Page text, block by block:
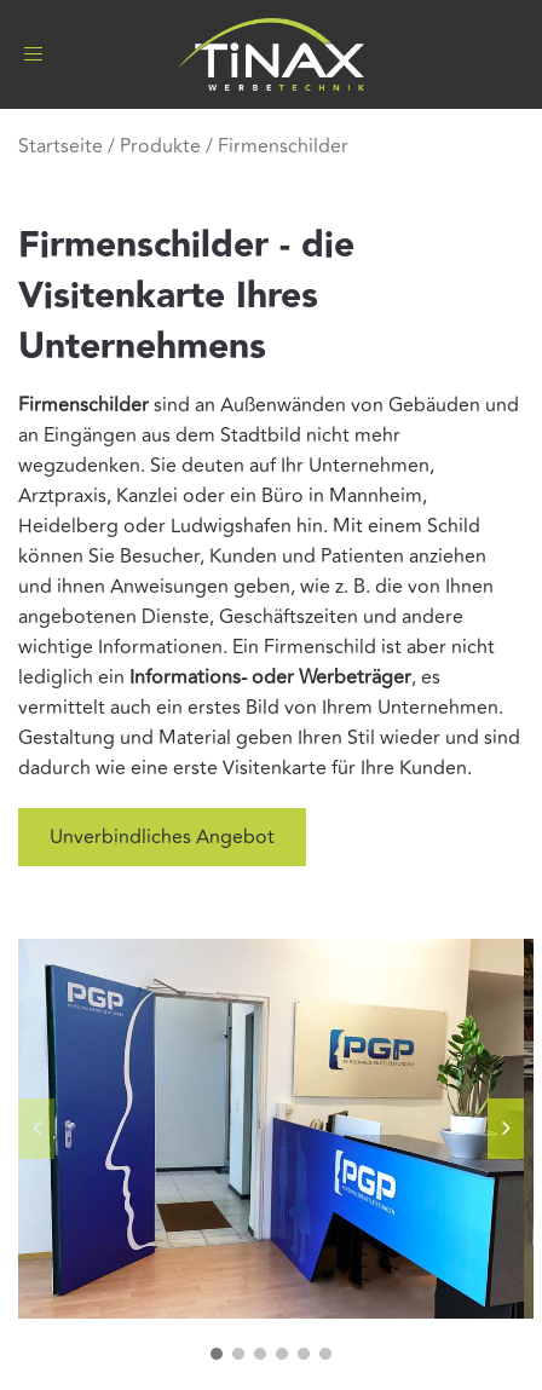
Toggle
Startseite / Produkte / Firmenschilder
Firmenschilder - die
Visitenkarte Ihres
Unternehmens
Firmenschildersind an Außenwänden von Gebäuden und
an Eingängen aus dem Stadtbild nicht mehr
wegzudenken. Sie deuten auf Ihr Unternehmen,
Arztpraxis, Kanzlei oder ein Büro in Mannheim,
Heidelberg oder Ludwigshafen hin. Mit einem Schild
können Sie Besucher, Kunden und Patienten anziehen
und ihnen Anweisungen geben, wie z. B. die von Ihnen
angebotenen Dienste, Geschäftszeiten und andere
wichtige Informationen. Ein Firmenschild ist aber nicht
lediglich ein Informations- oder Werbeträger, es
vermittelt auch ein erstes Bild von Ihrem Unternehmen.
Gestaltung und Material geben Ihren Stil wieder und sind
dadurch wie eine erste Visitenkarte für Ihre Kunden.
Unverbindliches Angebot